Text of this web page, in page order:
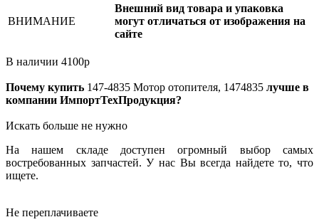
ВНИМАНИЕ
Внешний вид товара и упаковка
могут отличаться от изображения на
сайте
В наличии 4100р
Почему купить 147-4835 Мотор отопителя, 1474835 лучше в
компании ИмпортТехПродукция?
Искать больше не нужно
На нашем складе доступен огромный выбор самых
востребованных запчастей. У нас Вы всегда найдете то, что
ищете.
Не переплачиваете